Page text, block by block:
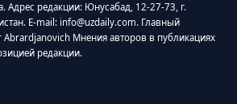
Адрес редакции: Юнусабад, 12-27-73, г.
E-mail: info@uzdaily.com. Главный
Abrardjanovich Мнения авторов в публикациях
редакции.